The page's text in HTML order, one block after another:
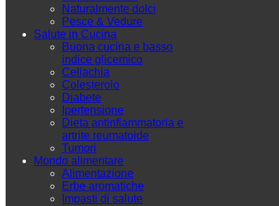
Naturalmente dolci
Pesce & Vedure
Salute in Cucina
Buona cucina e basso
indice glicemico
Celiachia
Colesterolo
Diabete
Ipertensione
Dieta antinfiammatoria e
artrite reumatoide
Tumori
Mondo alimentare
Alimentazione
Erbe aromatiche
Impasti di salute